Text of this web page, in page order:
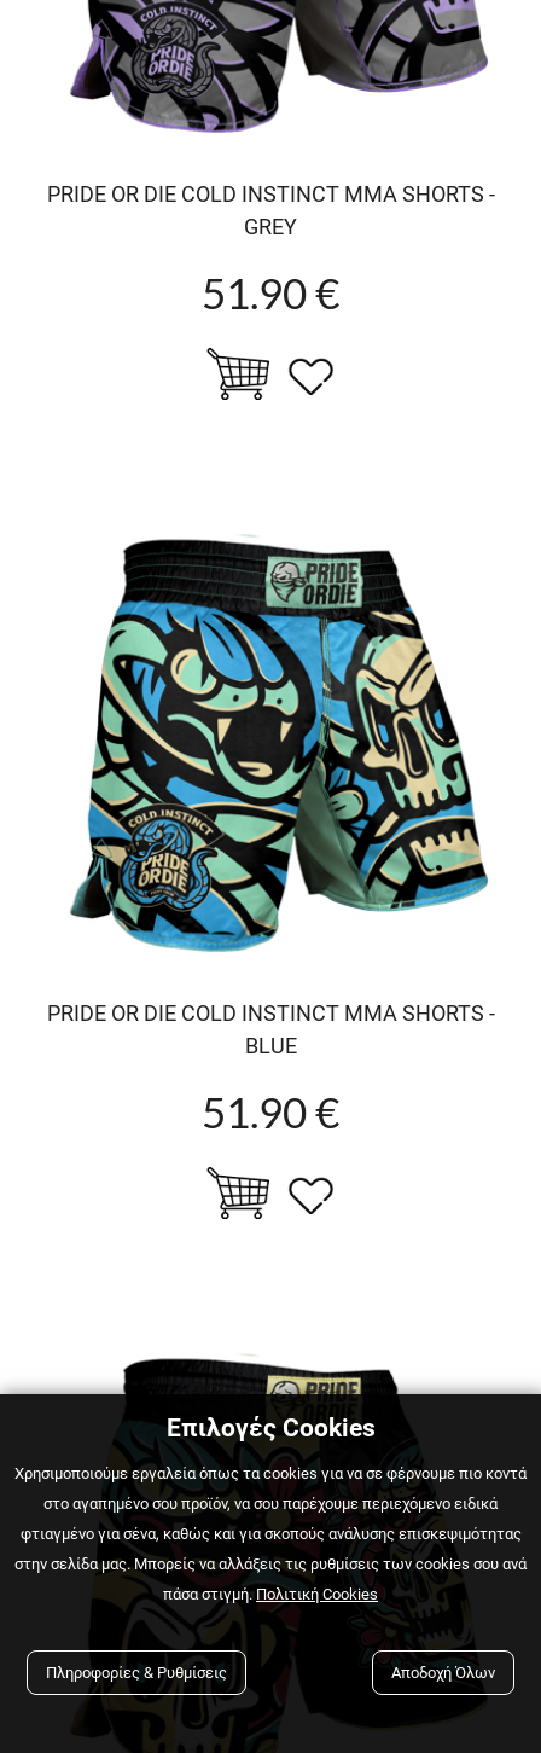
PRIDE OR DIE COLD INSTINCT MMA SHORTS -
GREY
51.90 €
PRIDE OR DIE COLD INSTINCT MMA SHORTS -
BLUE
51.90 €
Επιλογές Cookies
Χρησιμοποιούμε εργαλεία όπως τα cookies για να σε φέρνουμε πιο κοντά
στο αγαπημένο σου προϊόν, να σου παρέχουμε περιεχόμενο ειδικά
φτιαγμένο για σένα, καθώς και για σκοπούς ανάλυσης επισκεψιμότητας
στην σελίδα μας. Μπορείς να αλλάξεις τις ρυθμίσεις των cookies σου ανά
πάσα στιγμή. Πολιτική Cookies
Πληροφορίες & Ρυθμίσεις Αποδοχή Όλων